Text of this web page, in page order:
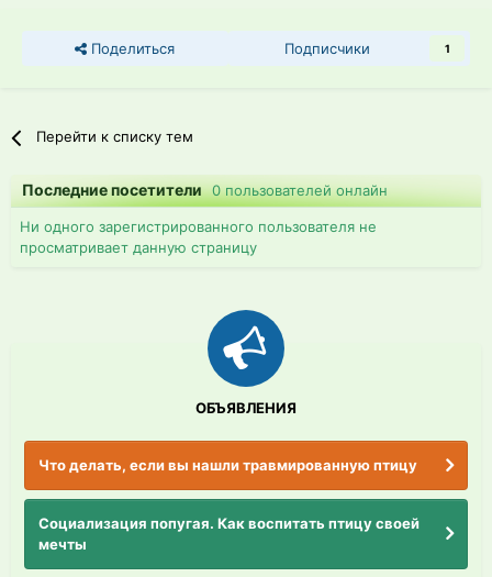
Поделиться Подписчики 1
Перейти к списку тем
Последние посетители0 пользователей онлайн
Ни одного зарегистрированного пользователя не
просматривает данную страницу
ОБЪЯВЛЕНИЯ
Что делать, если вы нашли травмированную птицу
Социализация попугая. Как воспитать птицу своей
мечты